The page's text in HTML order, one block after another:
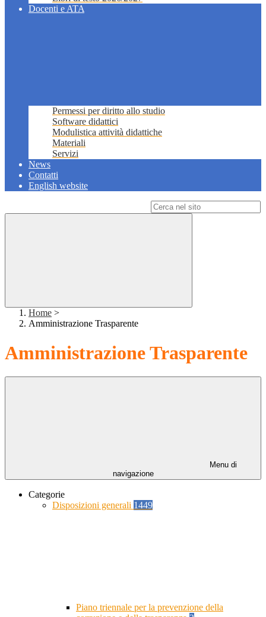
Docenti e ATA
Permessi per diritto allo studio
Software didattici
Modulistica attività didattiche
Materiali
Servizi
News
Contatti
English website
Home >
Amministrazione Trasparente
Amministrazione Trasparente
Menu di
navigazione
Categorie
Disposizioni generali 1449
Piano triennale per la prevenzione della